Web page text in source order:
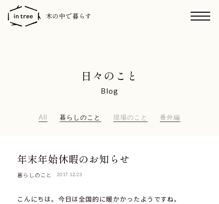
木の中で暮らす
日々のこと
Blog
All 暮らしのこと 現場のこと 番外編
年末年始休暇のお知らせ
暮らしのこと 2017.12.23
こんにちは。今日は全国的に暖かかったようですね。